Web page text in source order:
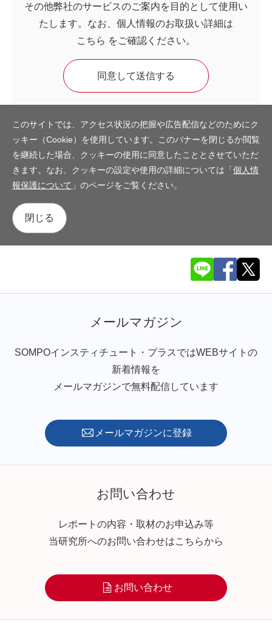
その他弊社のサービスのご案内を目的として使用い
たします。なお、個人情報のお取扱い詳細は
こちら をご確認ください。
このサイトでは、アクセス状況の把握や広告配信などのためにク
ッキー（Cookie）を使用しています。このバナーを閉じるか閲覧
を継続した場合、クッキーの使用に同意したこととさせていただ
きます。なお、クッキーの設定や使用の詳細については「個人情
報保護について 」のページをご覧ください。
閉じる
メールマガジン
SOMPOインスティチュート・プラスではWEBサイトの
新着情報を
メールマガジンで無料配信しています
メールマガジンに登録
お問い合わせ
レポートの内容・取材のお申込み等
当研究所へのお問い合わせはこちらから
お問い合わせ